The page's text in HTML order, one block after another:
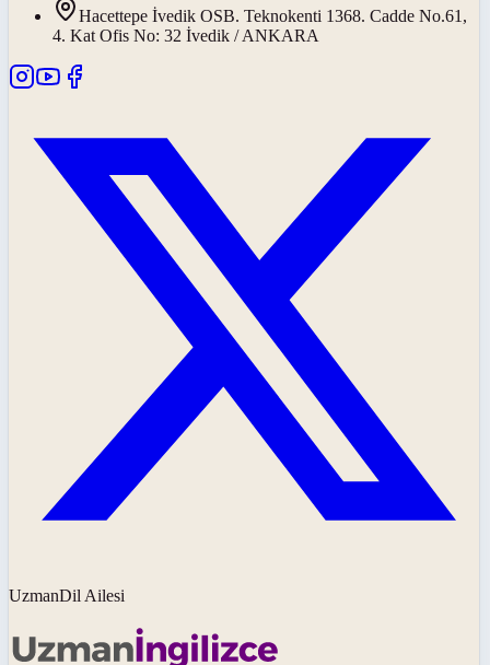
Hacettepe İvedik OSB. Teknokenti 1368. Cadde No.61,
4. Kat Ofis No: 32 İvedik / ANKARA
UzmanDil Ailesi